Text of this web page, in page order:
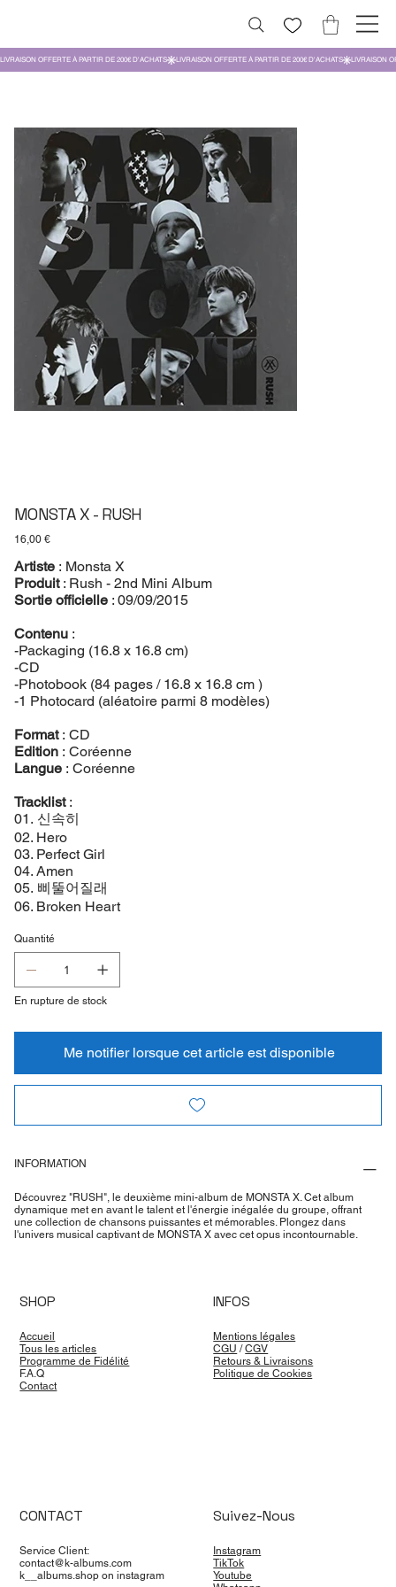
MONSTA X - RUSH
Prix
16,00 €
Artiste : Monsta X
Produit: Rush - 2nd Mini Album
Sortie officielle : 09/09/2015
Contenu:
-Packaging (16.8 x 16.8 cm)
-CD
-Photobook (84 pages / 16.8 x 16.8 cm )
-1 Photocard (aléatoire parmi 8 modèles)
Format: CD
Edition : Coréenne
Langue : Coréenne
Tracklist :
01. 신속히
02. Hero
03. Perfect Girl
04. Amen
05. 삐뚤어질래
06. Broken Heart
Quantité
En rupture de stock
Me notifier lorsque cet article est disponible
INFORMATION
Découvrez "RUSH", le deuxième mini-album de MONSTA X. Cet album
dynamique met en avant le talent et l'énergie inégalée du groupe, offrant
une collection de chansons puissantes et mémorables. Plongez dans
l'univers musical captivant de MONSTA X avec cet opus incontournable.
SHOP
Accueil
Tous les articles
Programme de Fidélité
F.A.Q
Contact
INFOS
Mentions légales
CGU /CGV
Retours & Livraisons
Politique de Cookies
CONTACT
Service Client:
contact@k-albums.com
k__albums.shop on instagram
Suivez-Nous
Instagram
TikTok
Youtube